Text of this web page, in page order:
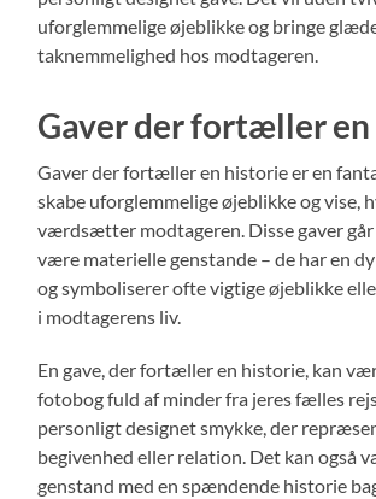
uforglemmelige øjeblikke og bringe
taknemmelighed hos modtageren.
Gaver der fortæller
Gaver der fortæller en historie er en
skabe uforglemmelige øjeblikke og vise,
værdsætter modtageren. Disse gaver
være materielle genstande – de har en
og symboliserer ofte vigtige øjeblikke
i modtagerens liv.
En gave, der fortæller en historie, kan
fotobog fuld af minder fra jeres fælles
personligt designet smykke, der
begivenhed eller relation. Det kan også
genstand med en spændende historie